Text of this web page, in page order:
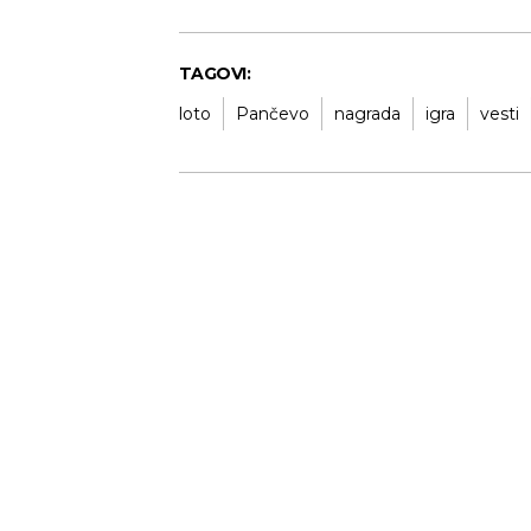
TAGOVI:
loto
Pančevo nagrada igra vesti